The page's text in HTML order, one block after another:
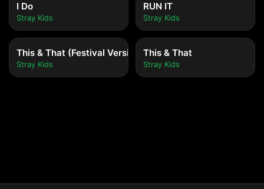
I Do
Stray Kids
RUN IT
Stray Kids
This & That (Festival Version)
Stray Kids
This & That
Stray Kids